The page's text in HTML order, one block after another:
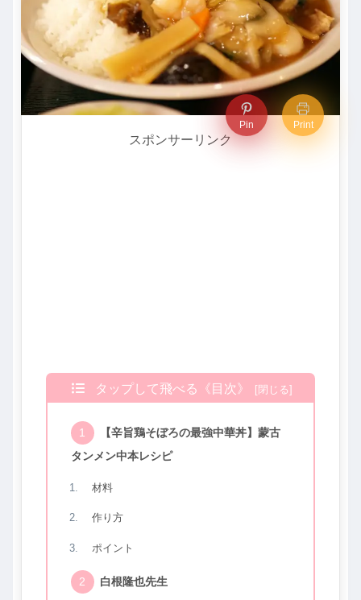
Pin Print
スポンサーリンク
タップして飛べる《目次》
【辛旨鶏そぼろの最強中華丼】蒙古
タンメン中本レシピ
材料
作り方
ポイント
白根隆也先生